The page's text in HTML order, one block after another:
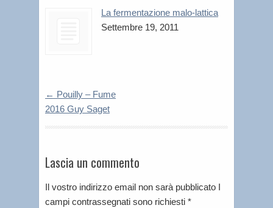
La fermentazione malo-lattica
Settembre 19, 2011
← Pouilly – Fume
2016 Guy Saget
Lascia un commento
Il vostro indirizzo email non sarà pubblicato I
campi contrassegnati sono richiesti *